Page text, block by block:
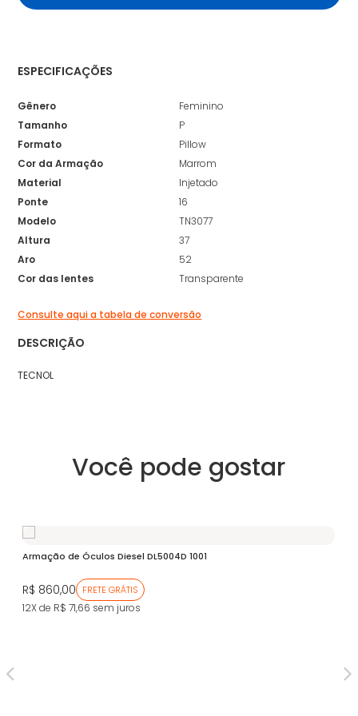
ESPECIFICAÇÕES
Gênero
Feminino
Tamanho
P
Formato
Pillow
Cor da Armação
Marrom
Material
Injetado
Ponte
16
Modelo
TN3077
Altura
37
Aro
52
Cor das lentes
Transparente
Consulte aqui a tabela de conversão
DESCRIÇÃO
TECNOL
Você pode gostar
Armação de Óculos Diesel DL5004D 1001
R$ 860,00 FRETE GRÁTIS
12X de R$ 71,66 sem juros